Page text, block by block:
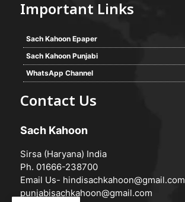
Important Links
Sach Kahoon Epaper
Sach Kahoon Punjabi
WhatsApp Channel
Contact Us
Sach Kahoon
Sirsa (Haryana) India
Ph. 01666-238700
Email Us- hindisachkahoon@gmail.com
punjabisachkahoon@gmail.com